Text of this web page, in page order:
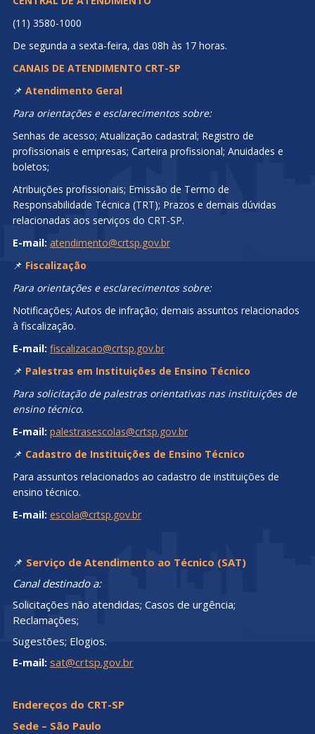
(11) 3580-1000
De segunda a sexta-feira, das 08h às 17 horas.
CANAIS DE ATENDIMENTO CRT-SP
📌 Atendimento Geral
Para orientações e esclarecimentos sobre:
Senhas de acesso; Atualização cadastral; Registro de
profissionais e empresas; Carteira profissional; Anuidades e
boletos;
Atribuições profissionais; Emissão de Termo de
Responsabilidade Técnica (TRT); Prazos e demais dúvidas
relacionadas aos serviços do CRT-SP.
E-mail: atendimento@crtsp.gov.br
📌 Fiscalização
Para orientações e esclarecimentos sobre:
Notificações; Autos de infração; demais assuntos relacionados
à fiscalização.
E-mail: fiscalizacao@crtsp.gov.br
📌 Palestras em Instituições de Ensino Técnico
Para solicitação de palestras orientativas nas instituições de
ensino técnico.
E-mail: palestrasescolas@crtsp.gov.br
📌 Cadastro de Instituições de Ensino Técnico
Para assuntos relacionados ao cadastro de instituições de
ensino técnico.
E-mail: escola@crtsp.gov.br
📌 Serviço de Atendimento ao Técnico (SAT)
Canal destinado a:
Solicitações não atendidas; Casos de urgência;
Reclamações;
Sugestões; Elogios.
E-mail: sat@crtsp.gov.br
Endereços do CRT-SP
Sede – São Paulo